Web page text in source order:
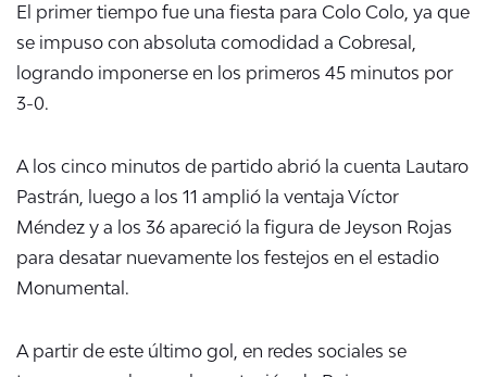
El primer tiempo fue una fiesta para Colo Colo, ya que
se impuso con absoluta comodidad a Cobresal,
logrando imponerse en los primeros 45 minutos por
3-0.
A los cinco minutos de partido abrió la cuenta Lautaro
Pastrán, luego a los 11 amplió la ventaja Víctor
Méndez y a los 36 apareció la figura de Jeyson Rojas
para desatar nuevamente los festejos en el estadio
Monumental.
A partir de este último gol, en redes sociales se